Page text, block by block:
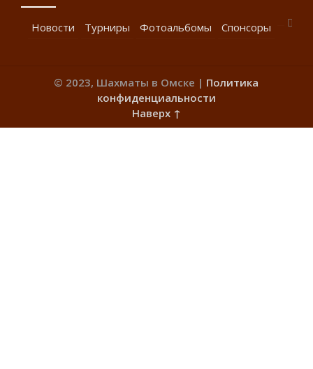
Новости Турниры Фотоальбомы Спонсоры
© 2023, Шахматы в Омске | Политика
конфиденциальности
Наверх ↑